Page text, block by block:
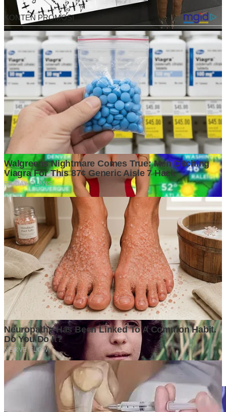
0
G
Ditulis oleh Grapadi Think
Penulis setia GrapadiNews.
Komentar (0)
Tulis Komentar
Belum ada komentar. Jadilah yang pertama!
Baca Juga